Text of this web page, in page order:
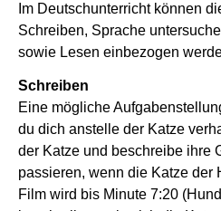
Im Deutschunterricht können
Schreiben, Sprache
sowie Lesen einbezogen
Schreiben
Eine mögliche
du dich anstelle der Katze
der Katze und beschreibe ihre
passieren, wenn die Katze der
Film wird bis Minute 7:20